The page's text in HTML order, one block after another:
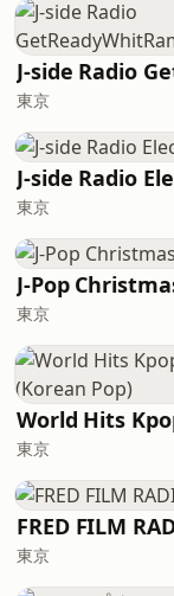
東京
J-side Radio
東京
J-Pop
東京
東京
FRED FILM
東京